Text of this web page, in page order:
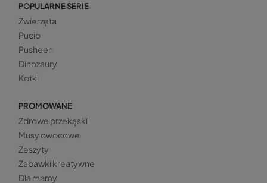
POPULARNE SERIE
Zwierzęta
Pucio
Pusheen
Dinozaury
Kotki
PROMOWANE
Zdrowe przekąski
Musy owocowe
Zeszyty
Zabawki kreatywne
Dla mamy